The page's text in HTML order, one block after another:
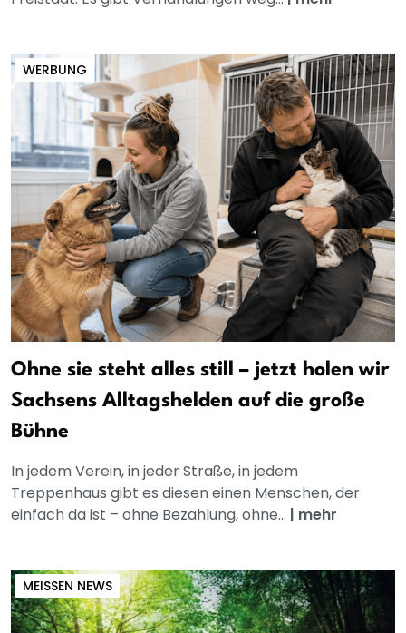
WERBUNG
Ohne sie steht alles still – jetzt holen wir
Sachsens Alltagshelden auf die große
Bühne
In jedem Verein, in jeder Straße, in jedem
Treppenhaus gibt es diesen einen Menschen, der
einfach da ist – ohne Bezahlung, ohne... | mehr
MEISSEN NEWS